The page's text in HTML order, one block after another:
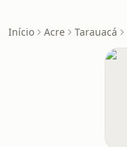
Início Acre Tarauacá